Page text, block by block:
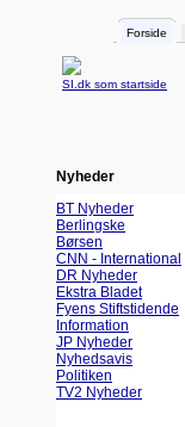
Forside
SI.dk som startside
Nyheder
BT Nyheder
Berlingske
Børsen
CNN - International
DR Nyheder
Ekstra Bladet
Fyens Stiftstidende
Information
JP Nyheder
Nyhedsavis
Politiken
TV2 Nyheder